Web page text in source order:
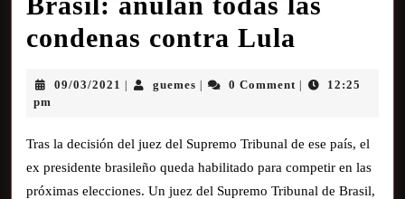
condenas contra Lula
09/03/2021 guemes 0 Comment
12:25
pm
Tras la decisión del juez del Supremo Tribunal de ese país, el
ex presidente brasileño queda habilitado para competir en las
próximas elecciones. Un juez del Supremo Tribunal de Brasil,